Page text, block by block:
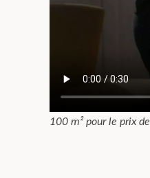
100 m² pour le prix